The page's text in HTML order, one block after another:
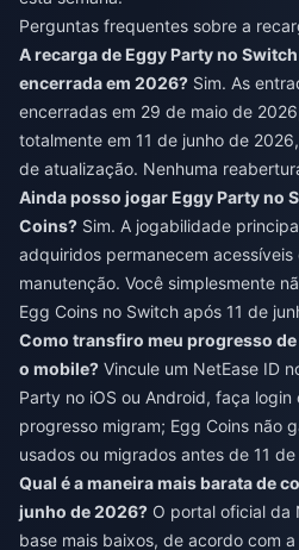
Perguntas frequentes sobre a
A recarga de Eggy Party no
encerrada em 2026? Sim. As
encerradas em 29 de maio de
totalmente em 11 de junho de
de atualização. Nenhuma
Ainda posso jogar Eggy Party no
Coins? Sim. A jogabilidade
adquiridos permanecem
manutenção. Você simplesmente
Egg Coins no Switch após 11 de
Como transfiro meu progresso
o mobile? Vincule um NetEase ID
Party no iOS ou Android, faça login
progresso migram; Egg Coins não
usados ou migrados antes de 11 de
Qual é a maneira mais barata de
junho de 2026? O portal oficial da
base mais baixos, de acordo com